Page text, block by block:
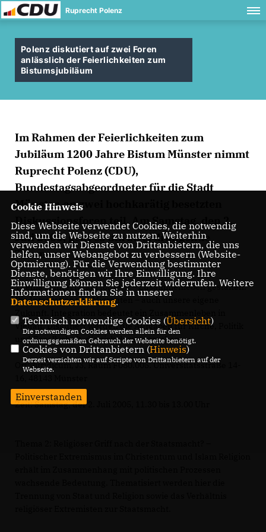
Ruprecht Polenz
Polenz diskutiert auf zwei Foren
anlässlich der Feierlichkeiten zum
Bistumsjubiläum
Im Rahmen der Feierlichkeiten zum
Jubiläum 1200 Jahre Bistum Münster nimmt
Ruprecht Polenz (CDU),
Bundestagsabgeordneter für die Stadt
Münster, an zwei hochkarätig besetzten
Diskussionsforen teil. Am Samstag, den 2.
Juli 2005, geht es um zwei drängende
Themen:
Thema 1: Integration fördern – Zusammenleben gestalten.
Die Integration von Migranten – auch unsere eigene
Vielfalt. Diskutiert werden die Aufgaben für Kirche, Politik
und Gesellschaft, die sich daraus ergeben.
Ort: Juridicum, J3, Raum F080.005. Universitätsstraße 14-
Zeit: Samstag, der 2. Juli 2005, 11.30 bis 13.00 Uhr
Cookie Hinweis
Diese Webseite verwendet Cookies, die notwendig
sind, um die Webseite zu nutzen. Weiterhin
verwenden wir Dienste von Drittanbietern, die uns
helfen, unser Webangebot zu verbessern (Website-
Optmierung). Für die Verwendung bestimmter
Dienste, benötigen wir Ihre Einwilligung. Ihre
Einwilligung können Sie jederzeit widerrufen. Weitere
Informationen finden Sie in unserer
Datenschutzerklärung.
Technisch notwendige Cookies (Übersicht)
Die notwendigen Cookies werden allein für den
ordnungsgemäßen Gebrauch der Webseite benötigt.
Cookies von Drittanbietern (Hinweis)
Derzeit verzichten wir auf Scripte von Drittanbietern auf der
Webseite.
Einverstanden